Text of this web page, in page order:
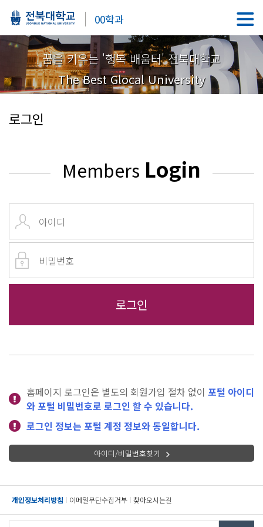
00학과
꿈을 키우는 '행복 배움터' 전북대학교
The Best Glocal University
로그인
Members Login
홈페이지 로그인은 별도의 회원가입 절차 없이 포털 아이디
와 포털 비밀번호로 로그인 할 수 있습니다.
로그인 정보는 포털 계정 정보와 동일합니다.
아이디/비밀번호찾기
개인정보처리방침 이메일무단수집거부 찾아오시는길